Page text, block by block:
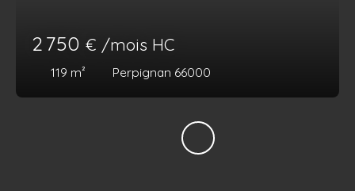
2 750 € /mois HC
119 m² Perpignan 66000